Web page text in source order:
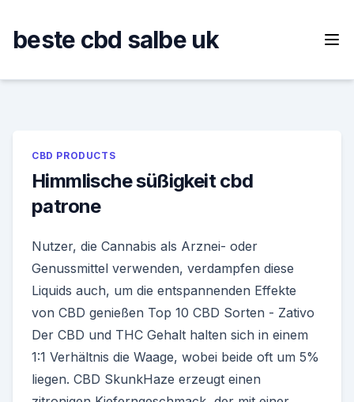
content
beste cbd salbe uk
CBD PRODUCTS
Himmlische süßigkeit cbd
patrone
Nutzer, die Cannabis als Arznei- oder
Genussmittel verwenden, verdampfen diese
Liquids auch, um die entspannenden Effekte
von CBD genießen Top 10 CBD Sorten - Zativo
Der CBD und THC Gehalt halten sich in einem
1:1 Verhältnis die Waage, wobei beide oft um 5%
liegen. CBD SkunkHaze erzeugt einen